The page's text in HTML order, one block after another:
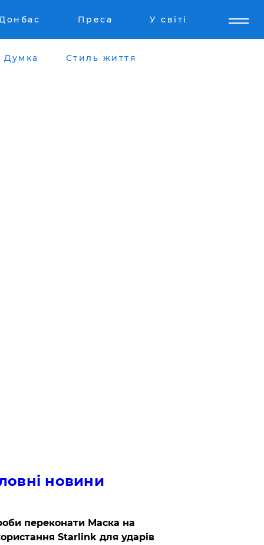
Преса У світі
Думка Стиль життя
новини
переконати Маска на
Starlink для ударів